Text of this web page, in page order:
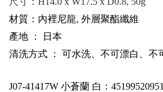
材質：內裡尼龍, 外層聚酯纖維
產地 ： 日本
清洗方式 ： 可水洗、不可漂白、不
J07-41417W 小蒼蘭 白：